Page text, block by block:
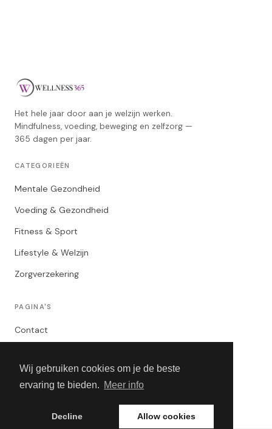
Wij gebruiken cookies om je de beste
ervaring te bieden. Meer info
Decline Allow cookies
Het hele jaar door aan je welzijn werken.
Mindfulness, voeding, beweging en zelfzorg —
365 dagen per jaar.
CATEGORIEËN
Mentale Gezondheid
Voeding & Gezondheid
Fitness & Sport
Lifestyle & Welzijn
Zorgverzekering
PAGINA'S
Contact
Algemene Voorwaarden
Adverteren